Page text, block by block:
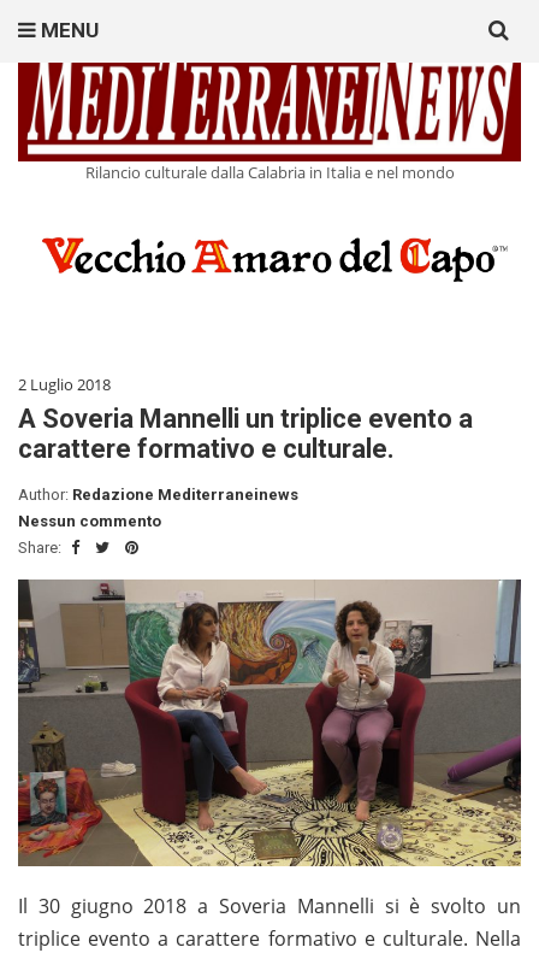
Rilancio culturale dalla Calabria in Italia e nel mondo
MENU
for:
2 Luglio 2018
A Soveria Mannelli un triplice evento a
carattere formativo e culturale.
Author: Redazione Mediterraneinews
Nessun commento
Share:
Il 30 giugno 2018 a Soveria Mannelli si è svolto un
triplice evento a carattere formativo e culturale. Nella